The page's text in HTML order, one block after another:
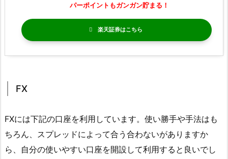
パーポイントもガンガン貯まる！
楽天証券
FX
FXには下記の口座を利用しています。使い勝手や手法はも
ちろん、スプレッドによって合う合わないがありますか
ら、自分の使いやすい口座を開設して利用すると良いでし